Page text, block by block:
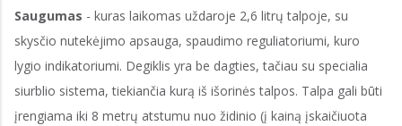
Saugumas - kuras laikomas uždaroje 2,6 litrų talpoje, su
skysčio nutekėjimo apsauga, spaudimo reguliatoriumi, kuro
lygio indikatoriumi. Degiklis yra be dagties, tačiau su specialia
siurblio sistema, tiekiančia kurą iš išorinės talpos. Talpa gali būti
įrengiama iki 8 metrų atstumu nuo židinio (į kainą įskaičiuota